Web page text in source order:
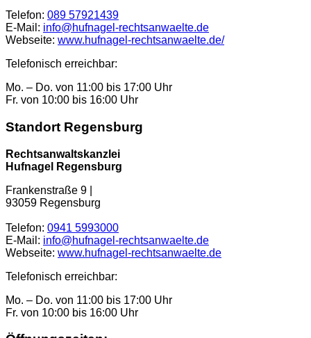
Telefon: 089 57921439
E-Mail: info@hufnagel-rechtsanwaelte.de
Webseite: www.hufnagel-rechtsanwaelte.de/
Telefonisch erreichbar:
Mo. – Do. von 11:00 bis 17:00 Uhr
Fr. von 10:00 bis 16:00 Uhr
Standort Regensburg
Rechtsanwaltskanzlei
Hufnagel Regensburg
Frankenstraße 9 |
93059 Regensburg
Telefon: 0941 5993000
E-Mail: info@hufnagel-rechtsanwaelte.de
Webseite: www.hufnagel-rechtsanwaelte.de
Telefonisch erreichbar:
Mo. – Do. von 11:00 bis 17:00 Uhr
Fr. von 10:00 bis 16:00 Uhr